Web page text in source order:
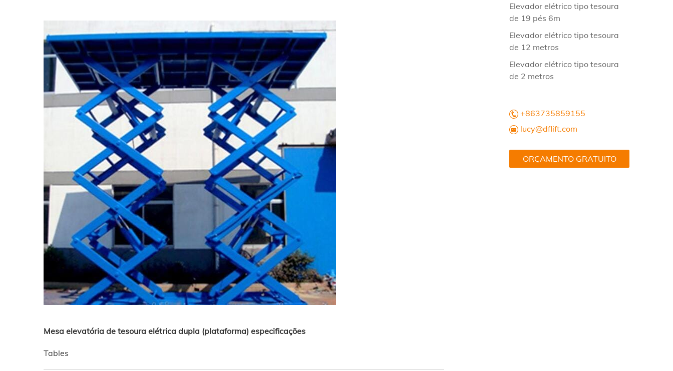
Mesa elevatória de tesoura elétrica dupla (plataforma) especificações
Tables
Elevador elétrico tipo tesoura
de 19 pés 6m
Elevador elétrico tipo tesoura
de 12 metros
Elevador elétrico tipo tesoura
de 2 metros
+863735859155
lucy@dflift.com
ORÇAMENTO GRATUITO